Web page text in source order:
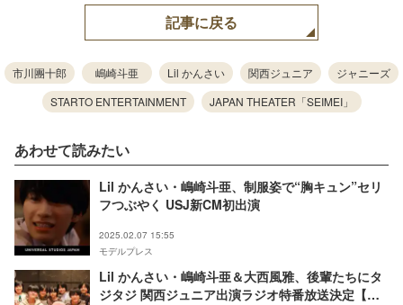
記事に戻る
市川團十郎 嶋崎斗亜 Lil かんさい 関西ジュニア
ジャニーズ
STARTO ENTERTAINMENT
JAPAN THEATER「SEIMEI」
あわせて読みたい
Lil かんさい・嶋崎斗亜、制服姿で“胸キュン”セリ
フつぶやく USJ新CM初出演
2025.02.07 15:55
モデルプレス
Lil かんさい・嶋崎斗亜＆大西風雅、後輩たちにタ
ジタジ 関西ジュニア出演ラジオ特番放送決定【関